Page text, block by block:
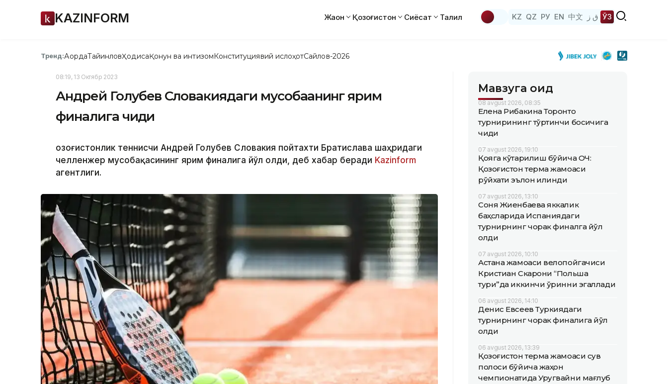
KAZINFORM Жаҳон Қозоғистон Сиёсат Таҳлил KZ QZ РУ EN 中文 ق ز ЎЗ
Тренд:АқордаТайинловҲодисаҚонун ва интизомКонституциявий ислоҳотСайлов-2026
08:19, 13 Октябр 2023
Андрей Голубев Словакиядаги мусобақанинг ярим
финалига чиқди
Қозоғистонлик теннисчи Андрей Голубев Словакия пойтахти Братислава шаҳридаги
челленжер мусобақасининг ярим финалига йўл олди, деб хабар беради Kazinform
агентлиги.
Мавзуга оид
08 avgust 2026, 08:35
Елена Рибакина Торонто
турнирининг тўртинчи босқичига
чиқди
07 avgust 2026, 19:10
Қояга кўтарилиш бўйича ОЧ:
Қозоғистон терма жамоаси
рўйхати эълон қилинди
07 avgust 2026, 13:10
Соня Жиенбаева яккалик
баҳсларида Испаниядаги
турнирнинг чорак финалга йўл
олди
07 avgust 2026, 10:10
Астана жамоаси велопойгачиси
Кристиан Скарони “Польша
тури”да иккинчи ўринни эгаллади
06 avgust 2026, 14:10
Денис Евсеев Туркиядаги
турнирнинг чорак финалига йўл
олди
06 avgust 2026, 13:39
Қозоғистон терма жамоаси сув
полоси бўйича жаҳон
чемпионатида Уругвайни мағлуб